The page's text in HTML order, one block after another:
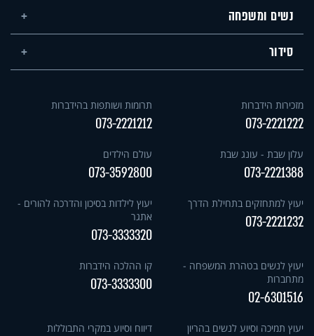
נשים ומשפחה
סידור
מזכירות הידברות
073-2221222
תרומות ושותפות בהידברות
073-2221212
עלון שבת - עונג שבת
073-2221388
עולם הילדים
073-3592800
יעוץ למתחזקים בתחילת הדרך
073-2221232
יעוץ לילדות בסיכון והדרכה להורים -
אתגר
073-3333320
יעוץ לנשים בטהרת המשפחה -
מתחברות
02-6301516
קו ההלכה הידברות
073-3333300
יעוץ תמיכה וסיוע לנשים בהריון דיווח וסיוע במקרי התבוללות